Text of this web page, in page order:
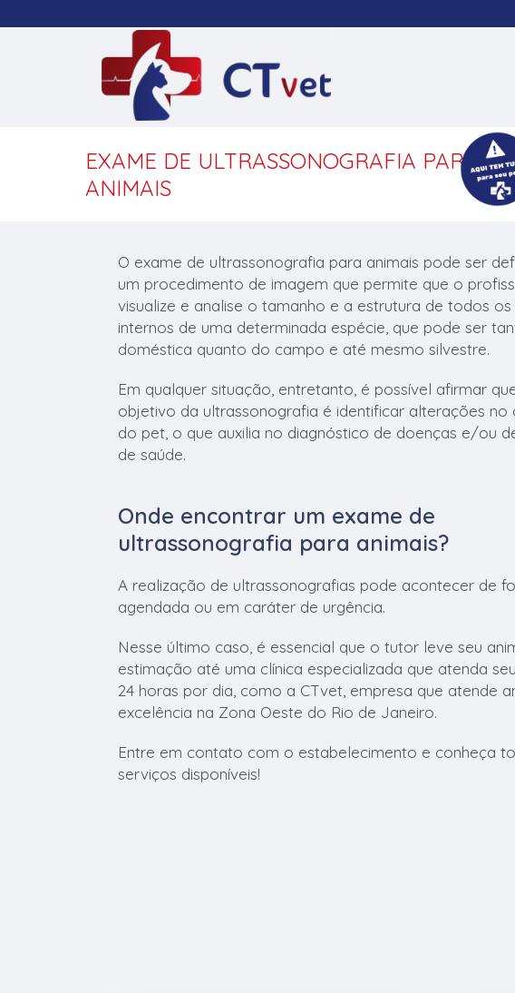
EXAME DE ULTRASSONOGRAFIA PARA
ANIMAIS
O exame de ultrassonografia para animais pode ser
um procedimento de imagem que permite que o
visualize e analise o tamanho e a estrutura de todos
internos de uma determinada espécie, que pode ser
doméstica quanto do campo e até mesmo silvestre.
Em qualquer situação, entretanto, é possível afirmar
objetivo da ultrassonografia é identificar alterações no
do pet, o que auxilia no diagnóstico de doenças e/ou
de saúde.
Onde encontrar um exame de
ultrassonografia para animais?
A realização de ultrassonografias pode acontecer de
agendada ou em caráter de urgência.
Nesse último caso, é essencial que o tutor leve seu
estimação até uma clínica especializada que atenda
24 horas por dia, como a CTvet, empresa que atende
excelência na Zona Oeste do Rio de Janeiro.
Entre em contato com o estabelecimento e conheça
serviços disponíveis!